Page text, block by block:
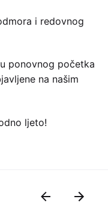
i redovnog
ponovnog početka
na našim
ljeto!